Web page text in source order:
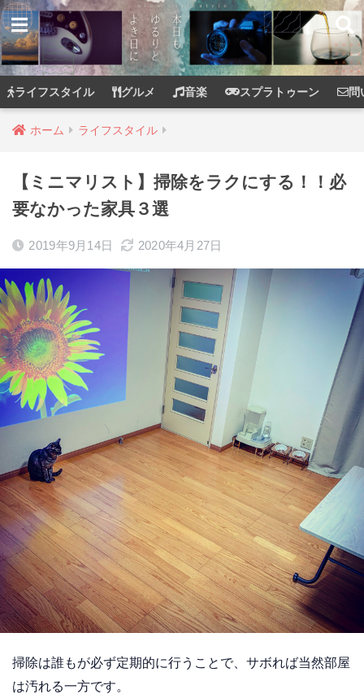
ライフスタイル グルメ 音楽 スプラトゥーン 問
ホーム ライフスタイル
【ミニマリスト】掃除をラクにする！！必
要なかった家具３選
2019年9月14日 2020年4月27日
掃除は誰もが必ず定期的に行うことで、サボれば当然部屋
は汚れる一方です。